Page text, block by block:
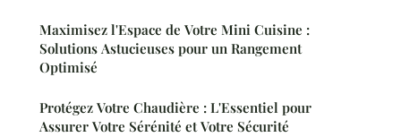
Maximisez l'Espace de Votre Mini Cuisine :
Solutions Astucieuses pour un Rangement
Optimisé
Protégez Votre Chaudière : L'Essentiel pour
Assurer Votre Sérénité et Votre Sécurité